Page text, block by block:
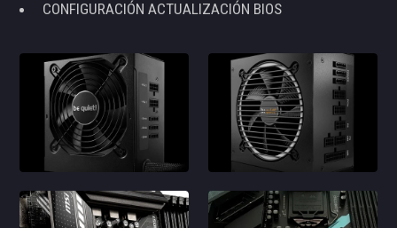
CONFIGURACIÓN ACTUALIZACIÓN BIOS